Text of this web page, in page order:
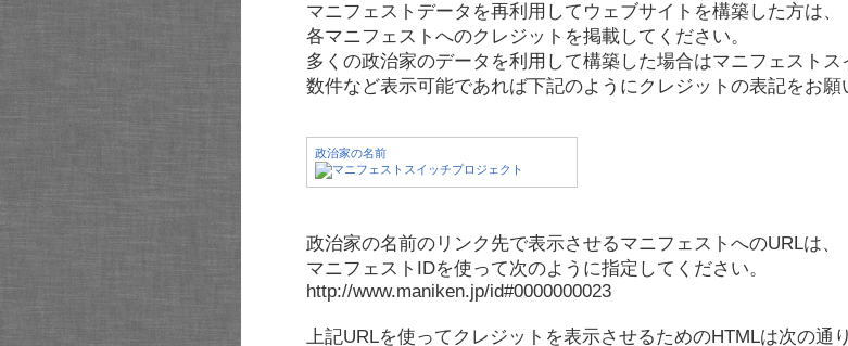
マニフェストデータを再利用してウェブサイトを構築した方は、
各マニフェストへのクレジットを掲載してください。
多くの政治家のデータを利用して構築した場合はマニフェストス
数件など表示可能であれば下記のようにクレジットの表記をお願
政治家の名前
政治家の名前のリンク先で表示させるマニフェストへのURLは、
マニフェストIDを使って次のように指定してください。
http://www.maniken.jp/id#0000000023
上記URLを使ってクレジットを表示させるためのHTMLは次の通り